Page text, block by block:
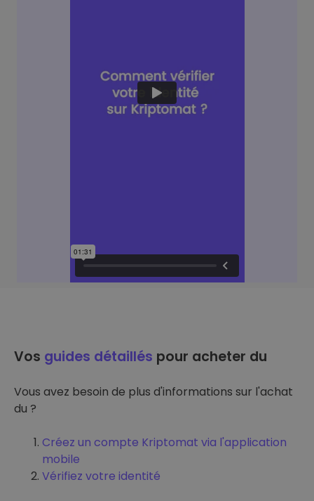
Vos guides détaillés pour acheter du
Vous avez besoin de plus d'informations sur l'achat
du ?
Créez un compte Kriptomat via l'application
mobile
Vérifiez votre identité